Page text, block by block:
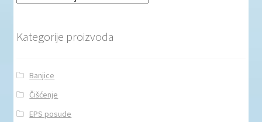
Kategorije proizvoda
Banjice
Čišćenje
EPS posude